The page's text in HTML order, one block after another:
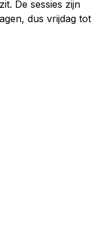
De sessies zijn
dus vrijdag tot